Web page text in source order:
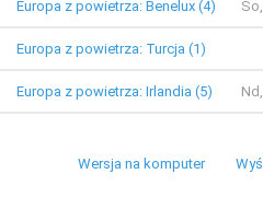
Europa z powietrza: Benelux (4)
Europa z powietrza: Turcja (1)
Europa z powietrza: Irlandia (5)
Wersja na komputer